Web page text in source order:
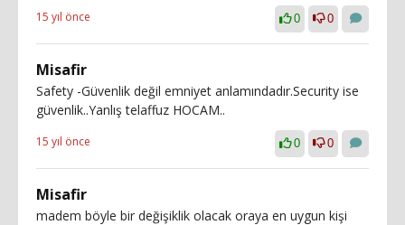
15 yıl önce 0 0
Misafir
Safety -Güvenlik değil emniyet anlamındadır.Security ise
güvenlik..Yanlış telaffuz HOCAM..
15 yıl önce 0 0
Misafir
madem böyle bir değişiklik olacak oraya en uygun kişi